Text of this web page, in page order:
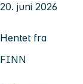
20. juni 2026
Hentet fra
FINN